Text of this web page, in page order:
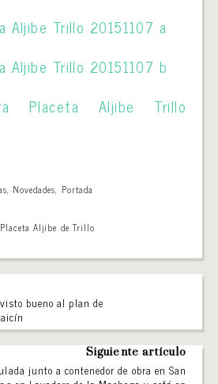
, Novedades, Portada
Placeta Aljibe de Trillo
bueno al plan de
Siguiente artículo
junto a contenedor de obra en San